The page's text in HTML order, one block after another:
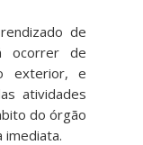
de
ocorrer de
exterior, e
atividades
do órgão
imediata.